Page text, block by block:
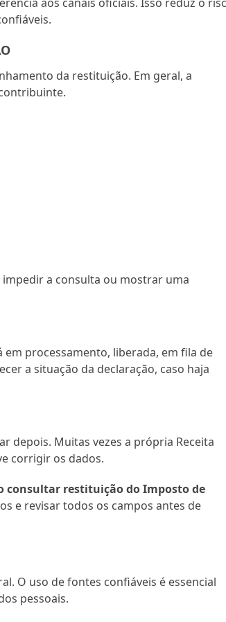
da restituição. Em geral, a
a consulta ou mostrar uma
processamento, liberada, em fila de
a situação da declaração, caso haja
depois. Muitas vezes a própria Receita
corrigir os dados.
consultar restituição do Imposto de
e revisar todos os campos antes de
O uso de fontes confiáveis é essencial
pessoais.